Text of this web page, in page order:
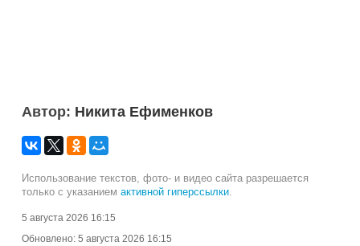
Автор: Никита Ефименков
Использование текстов, фото- и видео сайта разрешается
только с указанием активной гиперссылки.
5 августа 2026 16:15
Обновлено: 5 августа 2026 16:15